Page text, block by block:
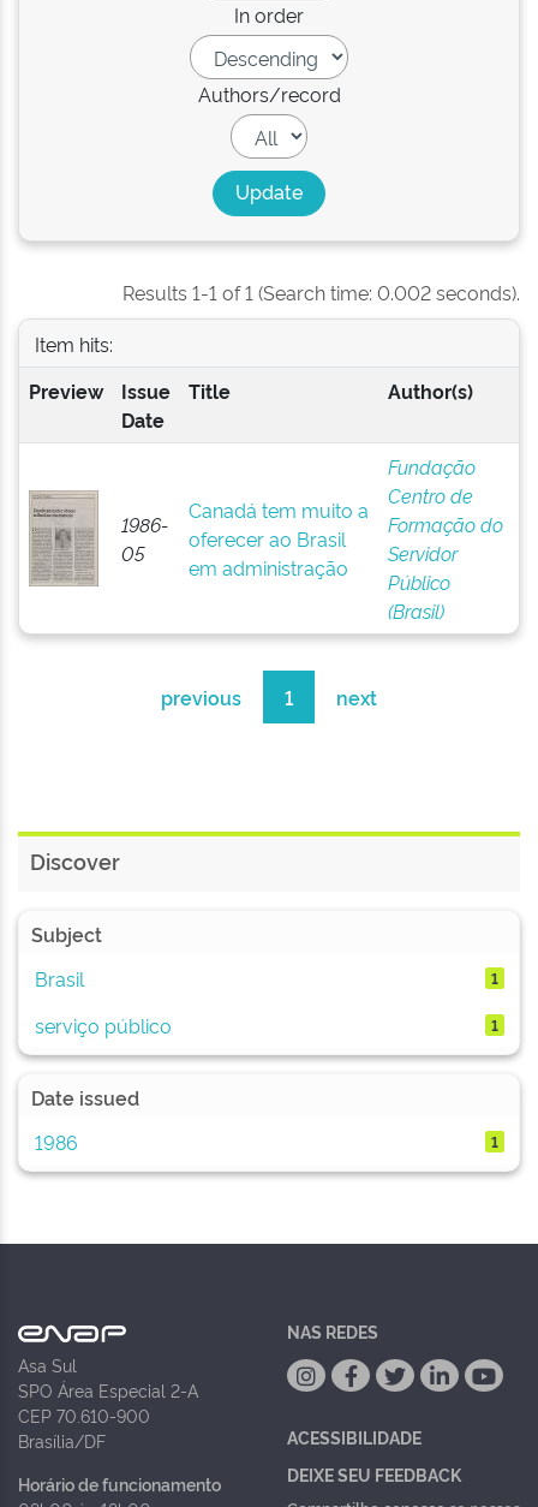
In order
Authors/record
Results 1-1 of 1 (Search time: 0.002 seconds).
Item hits:
Preview
Issue
Date
Title Author(s)
1986-
05
Canadá tem muito a
oferecer ao Brasil
em administração
Fundação
Centro de
Formação do
Servidor
Público
(Brasil)
previous 1 next
Discover
Subject
Brasil
1
serviço público 1
Date issued
1986
1
Asa Sul
SPO Área Especial 2-A
CEP 70.610-900
Brasília/DF
Horário de funcionamento
NAS REDES
ACESSIBILIDADE
DEIXE SEU FEEDBACK